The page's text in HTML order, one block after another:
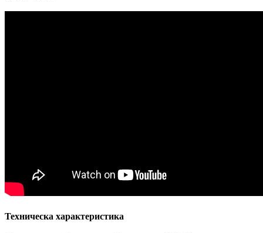
Техническа характеристика